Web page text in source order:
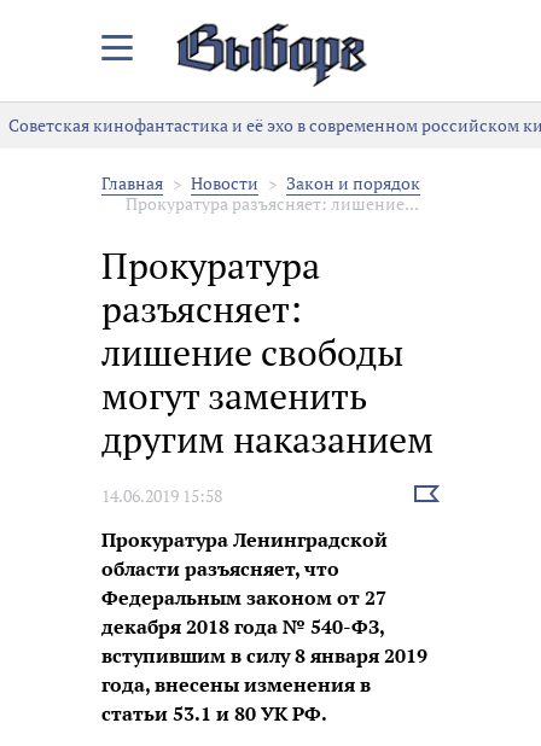
Закрыть/
меню
Советская кинофантастика и её эхо в современном российском
Главная Новости
Закон и порядок
Прокуратура разъясняет: лишение...
Прокуратура
разъясняет:
лишение свободы
могут заменить
другим наказанием
14.06.2019 15:58
Выбрать
Прокуратура Ленинградской
области разъясняет, что
Федеральным законом от 27
декабря 2018 года № 540-ФЗ,
вступившим в силу 8 января 2019
года, внесены изменения в
статьи 53.1 и 80 УК РФ.